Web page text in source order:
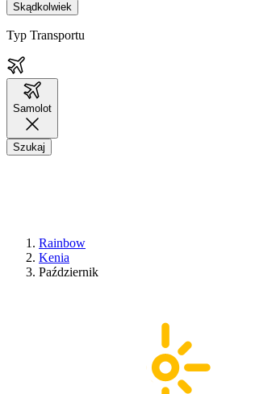
Skądkolwiek
Typ Transportu
Samolot
Szukaj
Rainbow
Kenia
Październik